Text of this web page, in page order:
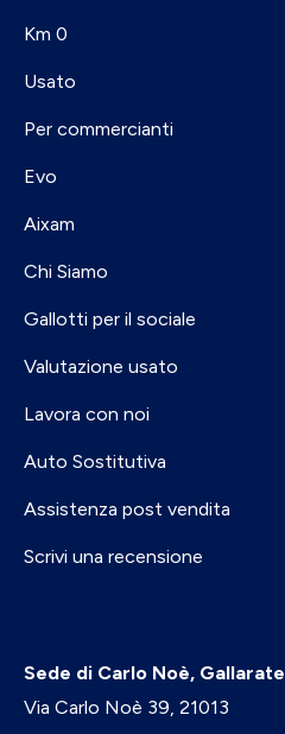
Km 0
Usato
Per commercianti
Evo
Aixam
Chi Siamo
Gallotti per il sociale
Valutazione usato
Lavora con noi
Auto Sostitutiva
Assistenza post vendita
Scrivi una recensione
Sede di Carlo Noè, Gallarate
Via Carlo Noè 39, 21013